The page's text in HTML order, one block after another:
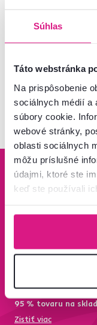
Súhlas
Táto webstránka
Na prispôsobenie
sociálnych médií a
súbory cookie.
webové stránky,
oblasti sociálnych
môžu príslušné
údajmi, ktoré ste
keď ste používali
Bezpečný nákup
95 % tovaru na
Zistiť viac